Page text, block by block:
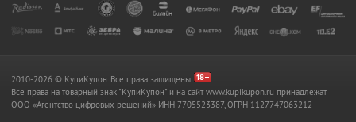
2010-2026 © КупиКупон. Все права защищены.
Все права на товарный знак "КупиКупон" и на сайт www.kupikupon.ru принадлежат
OOO «Агентство цифровых решений» ИНН 7705523387, ОГРН 1127747063212